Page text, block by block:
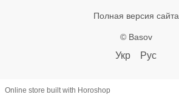
Полная версия сайта
© Basov
Укр Рус
Online store built with Horoshop